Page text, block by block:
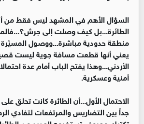
السؤال الأهم في المشهد ليس فقط من
الطائرة...بل كيف وصلت إلى
منطقة حدودية مباشرة...ووصول
يعني أنها قطعت مسافة جوية ليست
الأردني...وهذا يفتح الباب أمام عدة
أمنية وعسكرية.
الاحتمال الأول...أن الطائرة كانت تحلق
جداً بين التضاريس والمرتفعات لتفادي